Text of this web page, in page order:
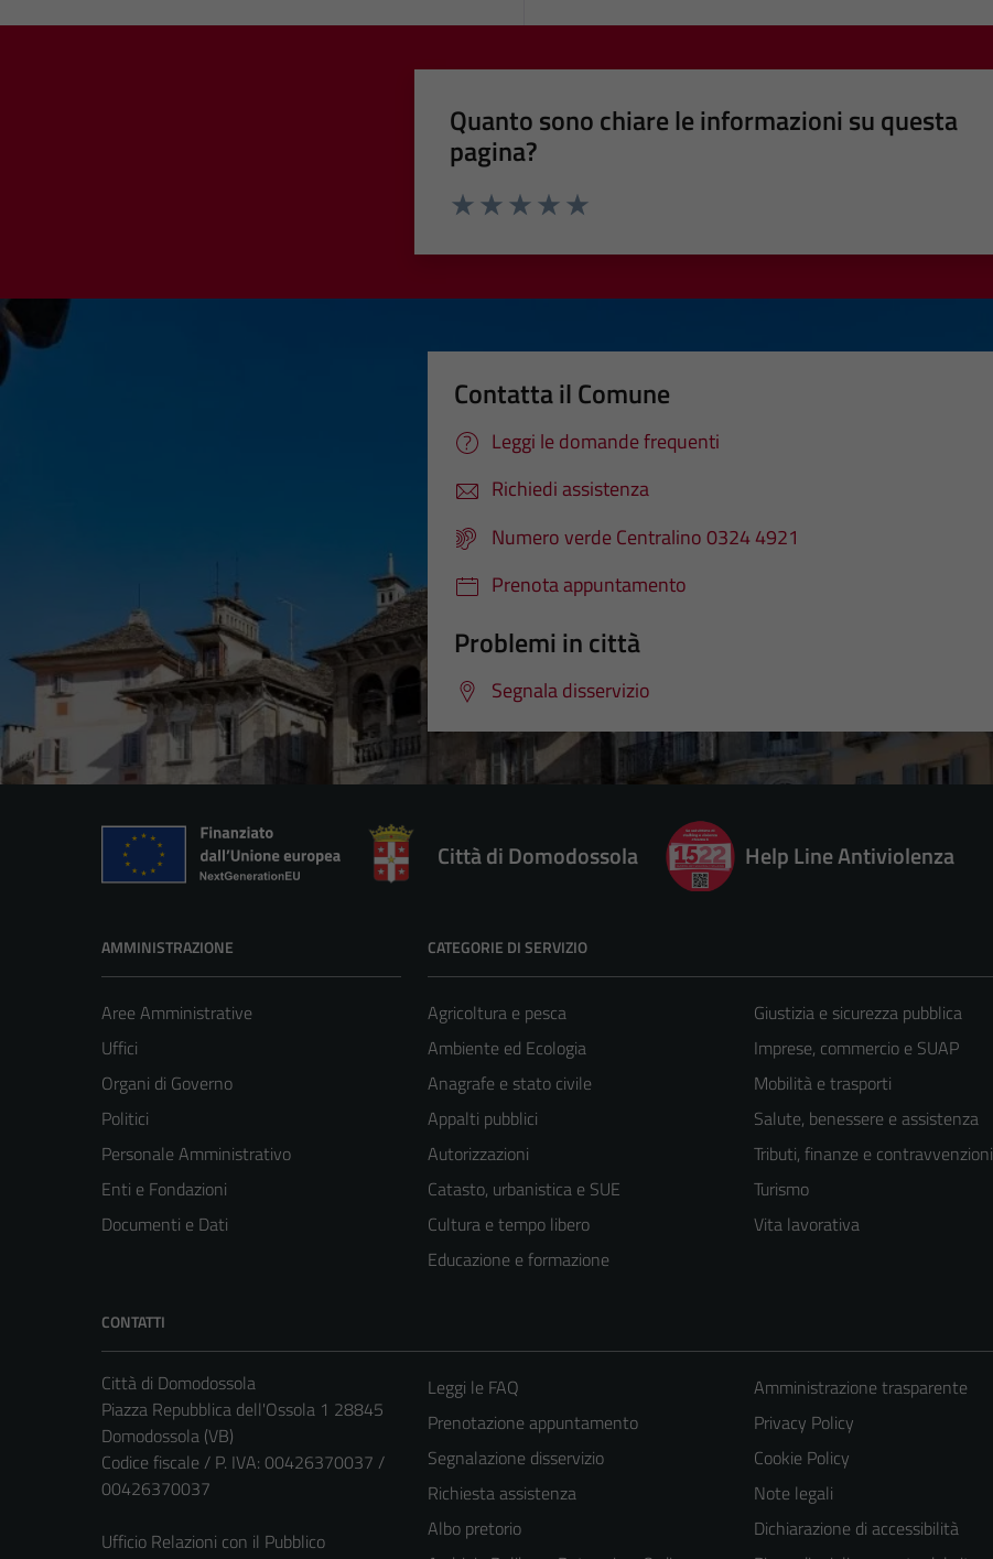
Quanto sono chiare le informazioni su questa
pagina?
Contatta il Comune
Leggi le domande frequenti
Richiedi assistenza
Numero verde Centralino 0324 4921
Prenota appuntamento
Problemi in città
Segnala disservizio
Città di Domodossola Help Line Antiviolenza
AMMINISTRAZIONE
Aree Amministrative
Uffici
Organi di Governo
Politici
Personale Amministrativo
Enti e Fondazioni
Documenti e Dati
CATEGORIE DI SERVIZIO
Agricoltura e pesca
Ambiente ed Ecologia
Anagrafe e stato civile
Appalti pubblici
Autorizzazioni
Catasto, urbanistica e SUE
Cultura e tempo libero
Educazione e formazione
Giustizia e sicurezza pubblica
Imprese, commercio e SUAP
Mobilità e trasporti
Salute, benessere e assistenza
Tributi, finanze e contravvenzioni
Turismo
Vita lavorativa
CONTATTI
Città di Domodossola
Piazza Repubblica dell'Ossola 1 28845
Domodossola (VB)
Codice fiscale / P. IVA: 00426370037 /
00426370037
Ufficio Relazioni con il Pubblico
Leggi le FAQ
Prenotazione appuntamento
Segnalazione disservizio
Richiesta assistenza
Albo pretorio
Amministrazione trasparente
Privacy Policy
Cookie Policy
Note legali
Dichiarazione di accessibilità
Tecnici
Questi cookie